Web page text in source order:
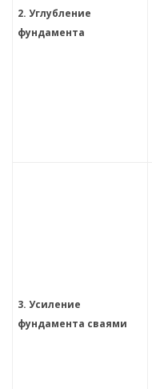
2. Углубление
фундамента
3. Усиление
фундамента сваями